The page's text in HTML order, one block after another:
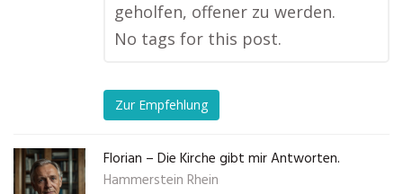
geholfen, offener zu werden.
No tags for this post.
Zur Empfehlung
Florian – Die Kirche gibt mir Antworten.
Hammerstein Rhein